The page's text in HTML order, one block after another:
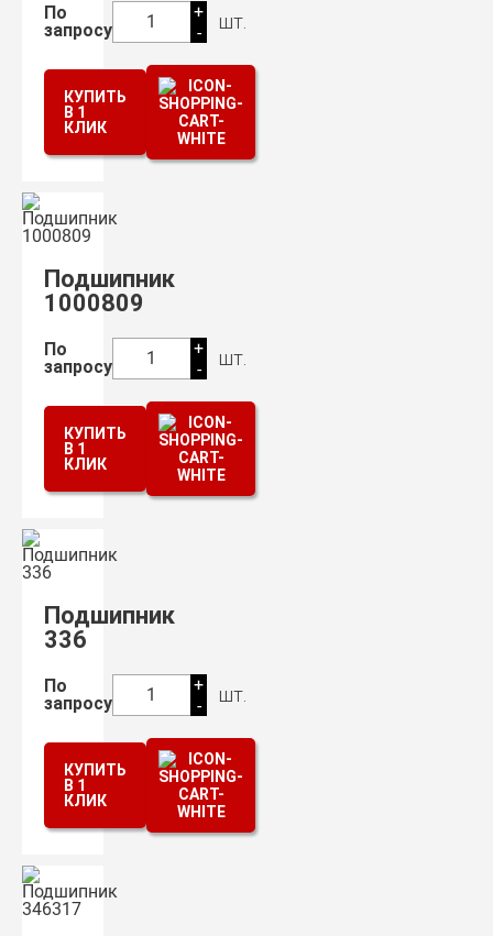
По
запросу
1
+
-
шт.
КУПИТЬ
В 1
КЛИК
Подшипник
1000809
По
запросу
1
+
-
шт.
КУПИТЬ
В 1
КЛИК
Подшипник
336
По
запросу
1
+
-
шт.
КУПИТЬ
В 1
КЛИК